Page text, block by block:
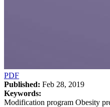
PDF
Published: Feb 28, 2019
Keywords:
Modification program Obesity